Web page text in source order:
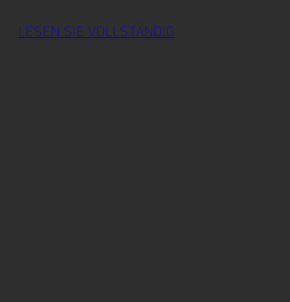
LESEN SIE VOLLSTÄNDIG